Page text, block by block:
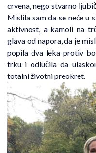
crvena, nego stvarno
Mislila sam da se neće u
aktivnost, a kamoli na
glava od napora, da je
popila dva leka protiv
trku i odlučila da
totalni životni preokret.